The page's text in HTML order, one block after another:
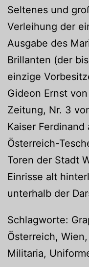
Seltenes und
Verleihung der
Ausgabe des
Brillanten (der
einzige
Gideon Ernst
Zeitung, Nr. 3
Kaiser
Österreich-
Toren der Stadt
Einrisse alt
unterhalb der
Schlagworte:
Österreich,
Militaria,